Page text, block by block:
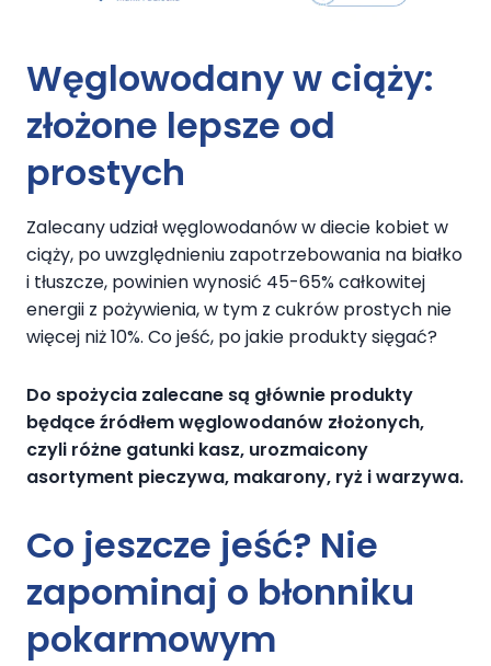
Węglowodany w ciąży:
złożone lepsze od
prostych
Zalecany udział węglowodanów w diecie kobiet w
ciąży, po uwzględnieniu zapotrzebowania na białko
i tłuszcze, powinien wynosić 45-65% całkowitej
energii z pożywienia, w tym z cukrów prostych nie
więcej niż 10%. Co jeść, po jakie produkty sięgać?
Do spożycia zalecane są głównie produkty
będące źródłem węglowodanów złożonych,
czyli różne gatunki kasz, urozmaicony
asortyment pieczywa, makarony, ryż i warzywa.
Co jeszcze jeść? Nie
zapominaj o błonniku
pokarmowym